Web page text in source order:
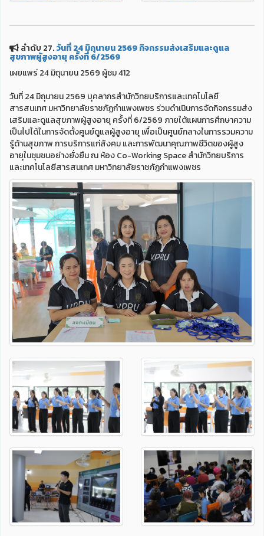
ลำดับ 27.วันที่ 24 มิถุนายน 2569 กิจกรรมส่งเสริมและดูแล
สุขภาพผู้สูงอายุ ครั้งที่ 6/2569
เผยแพร่ 24 มิถุนายน 2569 ผู้ชม 412
วันที่ 24 มิถุนายน 2569 บุคลากรสำนักวิทยบริการและเทคโนโลยี
สารสนเทศ มหาวิทยาลัยราชภัฏกำแพงเพชร ร่วมดำเนินการจัดกิจกรรมส่ง
เสริมและดูแลสุขภาพผู้สูงอายุ ครั้งที่ 6/2569 ภายใต้แผนการศึกษาความ
เป็นไปได้ในการจัดตั้งศูนย์ดูแลผู้สูงอายุ เพื่อเป็นศูนย์กลางในการรวมความ
รู้ด้านสุขภาพ การบริการแก่สังคม และการพัฒนาคุณภาพชีวิตของผู้สูง
อายุในชุมชนอย่างยั่งยืน ณ ห้อง Co-Working Space สำนักวิทยบริการ
และเทคโนโลยีสารสนเทศ มหาวิทยาลัยราชภัฏกำแพงเพชร